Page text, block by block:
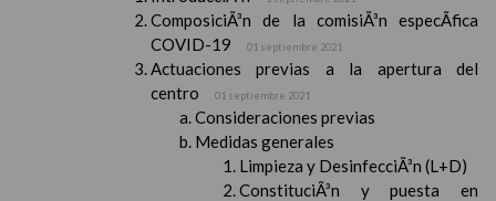
ComposiciÃ³n de la comisiÃ³n especÃ­fica
COVID-19
01 septiembre 2021
Actuaciones previas a la apertura del
centro
01 septiembre 2021
Consideraciones previas
Medidas generales
Limpieza y DesinfecciÃ³n (L+D)
ConstituciÃ³n y puesta en